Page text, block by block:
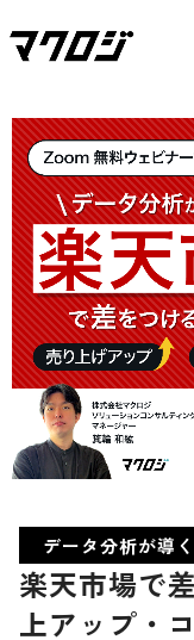
データ分析が導
楽天市場で
上アップ・